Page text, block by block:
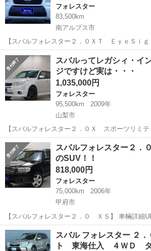
フォレスター
83,500km
南アルプス市
【スバルフォレスター２．０ＸＴ ＥｙｅＳｉｇｈｔ】 車輛
↓↓ https://www.otoron.jp/lists/detail?carno=035776 ☆Bluetooth ☆バ
クカメラ...
山梨 南アルプス市 フォレスター オ
スバルってレガシィ・イ
ジですけど実は・・・
1,035,000円
フォレスター
95,500km
2009年
山梨市
【スバルフォレスター２．０Ｘ スポーツリミテッド】 車両
↓↓ https://www.otoron.jp/lists/detail?carno=035609 SUVといえ
RAV4、エクストレ...
山梨 山梨市
スバルフォレスター２．０ ＸＳ
のSUV！！
818,000円
フォレスター
75,000km
2006年
甲府市
【スバルフォレスター２．０ ＸＳ】 車輛詳細URL ↓↓
https://www.otoron.jp/lists/detail?carno=034322 LINEで簡単問合せ！24
時間・見積り・相談無料で出...
山梨 甲府市 スバルフ
スバル フォレスター ２
ト 東海仕入 ４ＷＤ